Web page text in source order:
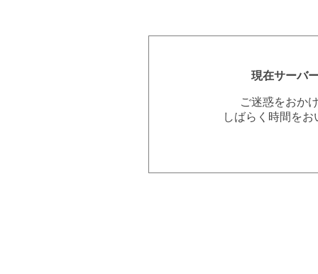
現在サーバ
ご迷惑をおか
しばらく時間を